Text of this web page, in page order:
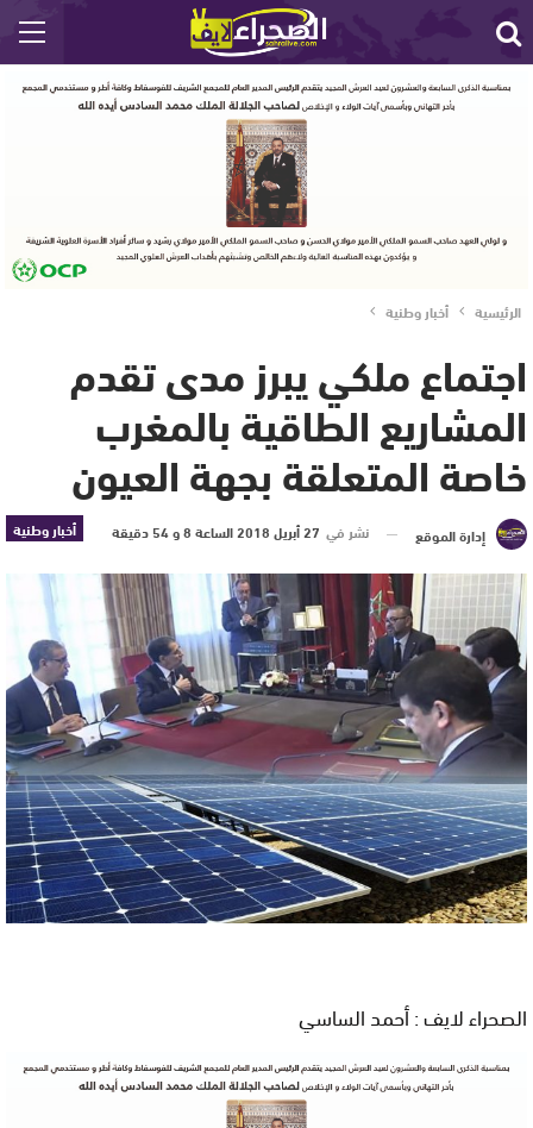
الرئيسية أخبار وطنية
اجتماع ملكي يبرز مدى تقدم
المشاريع الطاقية بالمغرب
خاصة المتعلقة بجهة العيون
أخبار وطنية إدارة الموقع نشر في 27 أبريل 2018 الساعة 8 و 54 دقيقة
الصحراء لايف : أحمد الساسي